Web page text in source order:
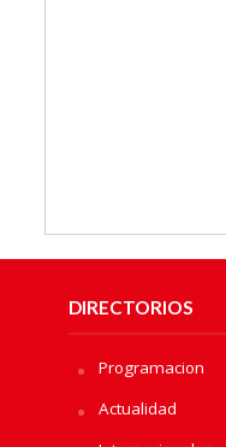
DIRECTORIOS
Programacion
Actualidad